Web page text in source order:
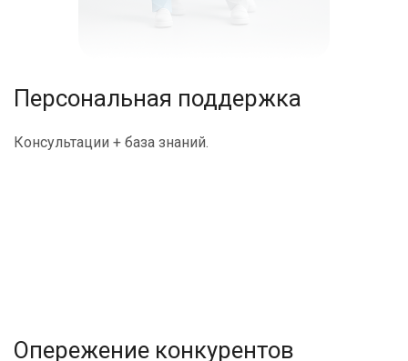
Персональная поддержка
Консультации + база знаний.
Опережение конкурентов